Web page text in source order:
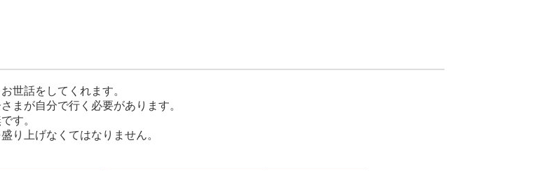
世話をしてくれます。
まが自分で行く必要があります。
す。
り上げなくてはなりません。